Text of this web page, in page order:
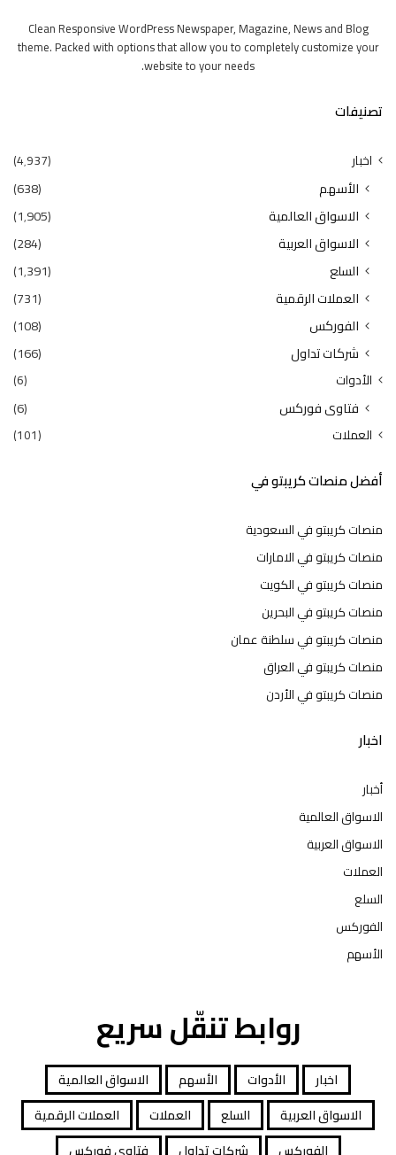
Clean Responsive WordPress Newspaper, Magazine, News and Blog
theme. Packed with options that allow you to completely customize your
website to your needs.
تصنيفات
اخبار (4٬937)
الأسهم
(638)
الاسواق العالمية
(1٬905)
الاسواق العربية
(284)
السلع
(1٬391)
العملات الرقمية
(731)
الفوركس
(108)
شركات تداول
(166)
الأدوات (6)
فتاوى فوركس (6)
العملات (101)
أفضل منصات كريبتو في
منصات كريبتو في السعودية
منصات كريبتو في الامارات
منصات كريبتو في الكويت
منصات كريبتو في البحرين
منصات كريبتو في سلطنة عمان
منصات كريبتو في العراق
منصات كريبتو في الأردن
اخبار
أخبار
الاسواق العالمية
الاسواق العربية
العملات
السلع
الفوركس
الأسهم
روابط تنقّل سريع
اخبار الأدوات الأسهم
الاسواق العالمية
الاسواق العربية
السلع العملات
العملات الرقمية